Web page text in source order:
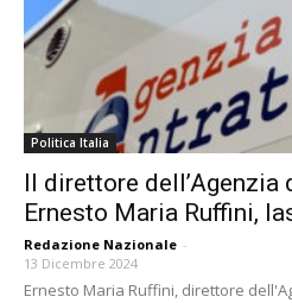
Politica Italia
Il direttore dell’Agenzia
Ernesto Maria Ruffini,
Redazione Nazionale -
13 Dicembre 2024
Ernesto Maria Ruffini, direttore